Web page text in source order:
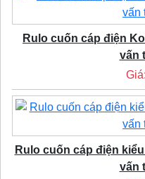
Rulo cuốn cáp điện
vấn
Giá:
Rulo cuốn cáp điện
vấn